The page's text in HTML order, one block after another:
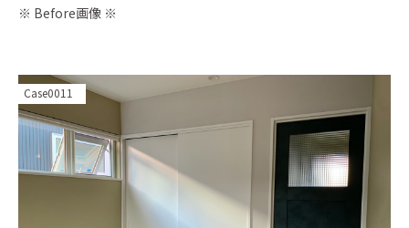
Case0011
※ Before画像 ※